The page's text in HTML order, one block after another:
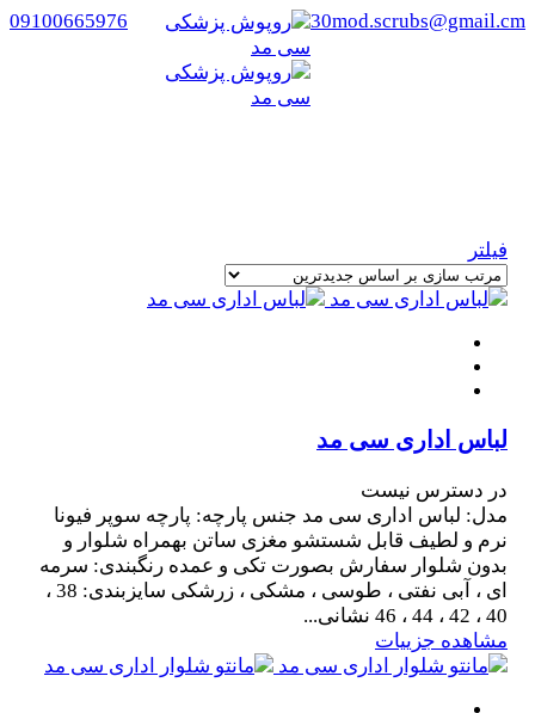
30mod.scrubs@gmail.cm
09100665976
فیلتر
لباس اداری سی مد
در دسترس نیست
مدل: لباس اداری سی مد جنس پارچه: پارچه سوپر فیونا
نرم و لطیف قابل شستشو مغزی ساتن بهمراه شلوار و
بدون شلوار سفارش بصورت تکی و عمده رنگبندی: سرمه
ای ، آبی نفتی ، طوسی ، مشکی ، زرشکی سایزبندی: 38 ،
40 ، 42 ، 44 ، 46 نشانی...
مشاهده جزییات